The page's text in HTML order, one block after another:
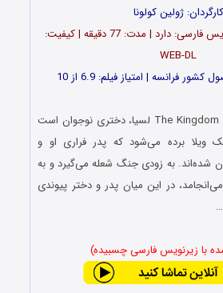
کارگردان: ژولین کولونا
زبان: فرانسوی | زیرنویس فارسی: دارد | مدت: 77 دقیقه | کیفیت:
WEB-DL
در فیلم پادشاهی The Kingdom 2024 لسیا، دختری نوجوان است
برده می‌شود که پدر فراری‌ او و
شده‌اند. به زودی جنگ شعله می‌گیرد و به
در این میان پدر و دختر پیوندی
با زیرنویس فارسی چسبیده)